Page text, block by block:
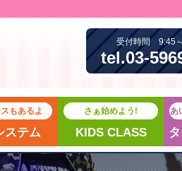
受付時間 9:45
tel.03-
もあるよ
ステム
さぁ始めよう!
KIDS CLASS
あ